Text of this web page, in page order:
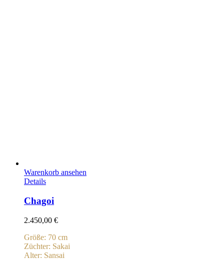
Warenkorb ansehen
Details
Chagoi
2.450,00 €
Größe: 70 cm
Züchter: Sakai
Alter: Sansai